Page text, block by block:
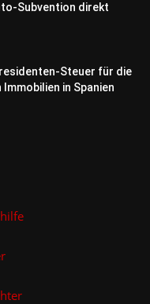
Subvention direkt
Steuer für die
in Spanien